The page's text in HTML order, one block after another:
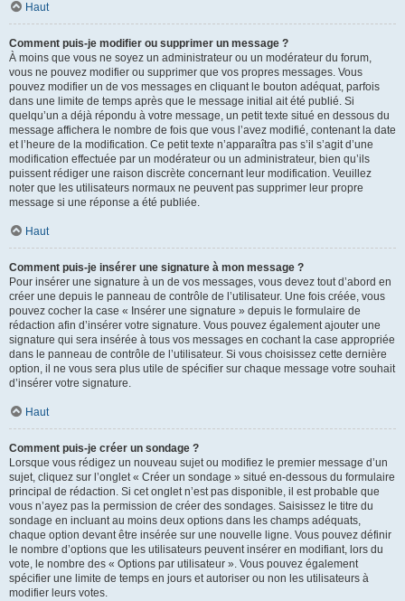
Haut
Comment puis-je modifier ou supprimer un message ?
À moins que vous ne soyez un administrateur ou un modérateur du forum,
vous ne pouvez modifier ou supprimer que vos propres messages. Vous
pouvez modifier un de vos messages en cliquant le bouton adéquat, parfois
dans une limite de temps après que le message initial ait été publié. Si
quelqu’un a déjà répondu à votre message, un petit texte situé en dessous du
message affichera le nombre de fois que vous l’avez modifié, contenant la date
et l’heure de la modification. Ce petit texte n’apparaîtra pas s’il s’agit d’une
modification effectuée par un modérateur ou un administrateur, bien qu’ils
puissent rédiger une raison discrète concernant leur modification. Veuillez
noter que les utilisateurs normaux ne peuvent pas supprimer leur propre
message si une réponse a été publiée.
Haut
Comment puis-je insérer une signature à mon message ?
Pour insérer une signature à un de vos messages, vous devez tout d’abord en
créer une depuis le panneau de contrôle de l’utilisateur. Une fois créée, vous
pouvez cocher la case « Insérer une signature » depuis le formulaire de
rédaction afin d’insérer votre signature. Vous pouvez également ajouter une
signature qui sera insérée à tous vos messages en cochant la case appropriée
dans le panneau de contrôle de l’utilisateur. Si vous choisissez cette dernière
option, il ne vous sera plus utile de spécifier sur chaque message votre souhait
d’insérer votre signature.
Haut
Comment puis-je créer un sondage ?
Lorsque vous rédigez un nouveau sujet ou modifiez le premier message d’un
sujet, cliquez sur l’onglet « Créer un sondage » situé en-dessous du formulaire
principal de rédaction. Si cet onglet n’est pas disponible, il est probable que
vous n’ayez pas la permission de créer des sondages. Saisissez le titre du
sondage en incluant au moins deux options dans les champs adéquats,
chaque option devant être insérée sur une nouvelle ligne. Vous pouvez définir
le nombre d’options que les utilisateurs peuvent insérer en modifiant, lors du
vote, le nombre des « Options par utilisateur ». Vous pouvez également
spécifier une limite de temps en jours et autoriser ou non les utilisateurs à
modifier leurs votes.